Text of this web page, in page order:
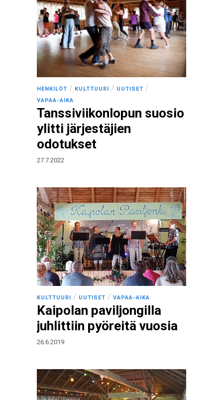
HENKILÖT / KULTTUURI / UUTISET /
VAPAA-AIKA
Tanssiviikonlopun suosio
ylitti järjestäjien
odotukset
27.7.2022
KULTTUURI / UUTISET / VAPAA-AIKA
Kaipolan paviljongilla
juhlittiin pyöreitä vuosia
26.6.2019